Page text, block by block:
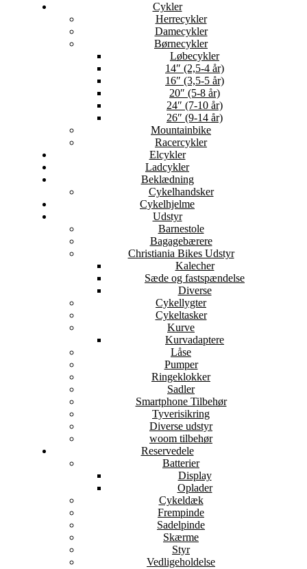
Cykler
Herrecykler
Damecykler
Børnecykler
Løbecykler
14″ (2,5-4 år)
16″ (3,5-5 år)
20″ (5-8 år)
24″ (7-10 år)
26″ (9-14 år)
Mountainbike
Racercykler
Elcykler
Ladcykler
Beklædning
Cykelhandsker
Cykelhjelme
Udstyr
Barnestole
Bagagebærere
Christiania Bikes Udstyr
Kalecher
Sæde og fastspændelse
Diverse
Cykellygter
Cykeltasker
Kurve
Kurvadaptere
Låse
Pumper
Ringeklokker
Sadler
Smartphone Tilbehør
Tyverisikring
Diverse udstyr
woom tilbehør
Reservedele
Batterier
Display
Oplader
Cykeldæk
Frempinde
Sadelpinde
Skærme
Styr
Vedligeholdelse